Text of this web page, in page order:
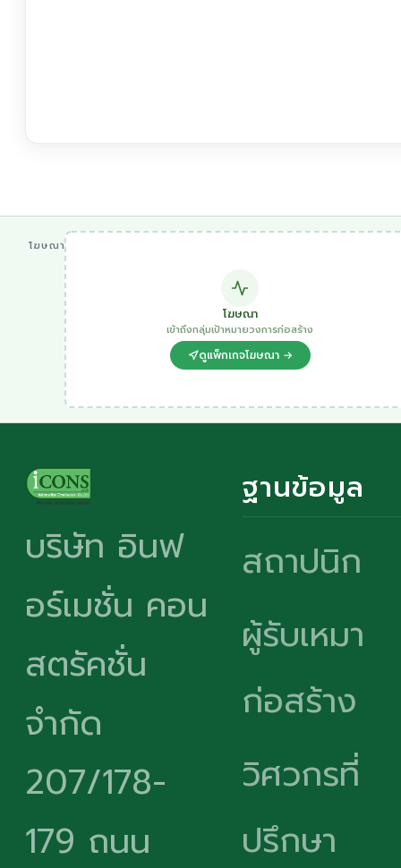
โฆษณา
โฆษณา
เข้าถึงกลุ่มเป้าหมายวงการก่อสร้าง
ดูแพ็กเกจโฆษณา →
บริษัท อินฟ
อร์เมชั่น คอน
สตรัคชั่น
จำกัด
207/178-
179 ถนน
ฐานข้อมูล
สถาปนิก
ผู้รับเหมา
ก่อสร้าง
วิศวกรที่
ปรึกษา